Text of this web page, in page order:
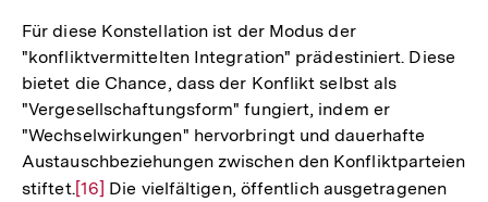
Für diese Konstellation ist der Modus der
"konfliktvermittelten Integration" prädestiniert. Diese
bietet die Chance, dass der Konflikt selbst als
"Vergesellschaftungsform" fungiert, indem er
"Wechselwirkungen" hervorbringt und dauerhafte
Austauschbeziehungen zwischen den Konfliktparteien
stiftet.Zur
[16] Die vielfältigen, öffentlich ausgetragenen